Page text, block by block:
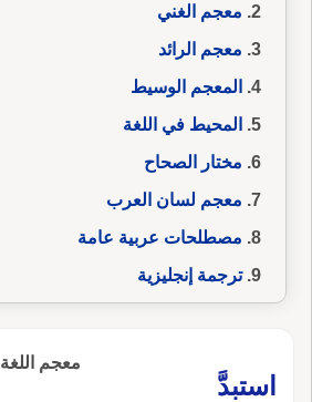
معجم الغني
معجم الرائد
المعجم الوسيط
المحيط في اللغة
مختار الصحاح
معجم لسان العرب
مصطلحات عربية عامة
ترجمة إنجليزية
معجم
استبدَّ